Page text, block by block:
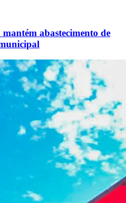
abastecimento de